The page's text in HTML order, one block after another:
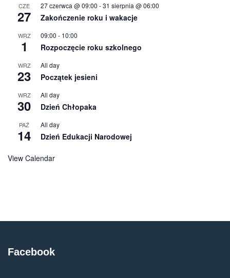
CZE
27
27 czerwca @ 09:00 -31 sierpnia @ 06:00
Zakończenie roku i wakacje
WRZ
1
09:00 - 10:00
Rozpoczęcie roku szkolnego
WRZ
23
All day
Początek jesieni
WRZ
30
All day
Dzień Chłopaka
PAŹ
14
All day
Dzień Edukacji Narodowej
View Calendar
Facebook